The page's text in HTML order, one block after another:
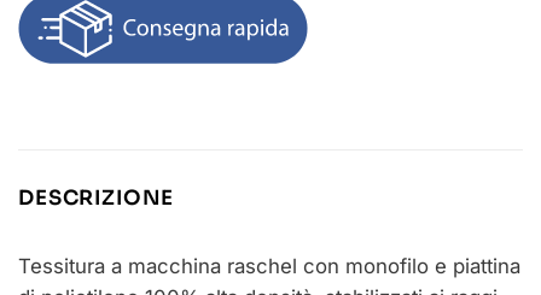
DESCRIZIONE
Tessitura a macchina raschel con monofilo e piattina